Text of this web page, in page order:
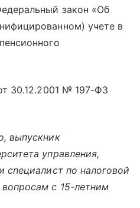
закон «Об
учете в
30.12.2001 № 197-ФЗ
выпускник
управления,
специалист по налоговой
с 15-летним